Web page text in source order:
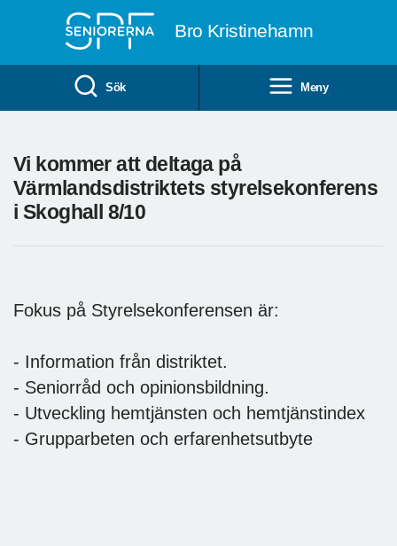
Bro Kristinehamn
Sök Meny
Vi kommer att deltaga på
Värmlandsdistriktets styrelsekonferens
i Skoghall 8/10
Fokus på Styrelsekonferensen är:
- Information från distriktet.
- Seniorråd och opinionsbildning.
- Utveckling hemtjänsten och hemtjänstindex
- Grupparbeten och erfarenhetsutbyte